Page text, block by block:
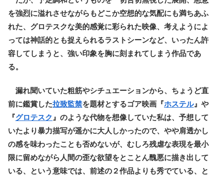
を強烈に溢れさせながらもどこか空想的な気配にも満ちあふ
れた、グロテスクな美的感覚に彩られた映像、考えようによ
っては神話的とも捉えられるラストシーンなど、いったん許
容してしまうと、強い印象を胸に刻まれてしまう作品であ
る。
漏れ聞いていた粗筋やシチュエーションから、ちょうど直
前に鑑賞した拉致監禁を題材とするゴア映画『ホステル』や
『グロテスク 』のような代物を想像していた私は、予想して
いたより暴力描写が遥かに大人しかったので、やや肩透かし
の感を味わったことも否めないが、むしろ残虐な表現を最小
限に留めながら人間の歪な欲望をとことん醜悪に描き出して
いる、という意味では、前述の２作品よりも秀でている、と